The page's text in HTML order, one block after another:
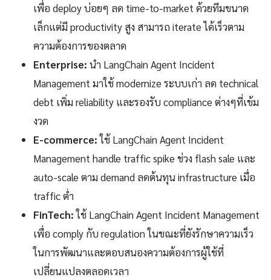
เพื่อ deploy บ่อยๆ ลด time-to-market ด้วยทีมขนาด
เล็กแต่มี productivity สูง สามารถ iterate ได้เร็วตาม
ความต้องการของตลาด
Enterprise: นำ LangChain Agent Incident
Management มาใช้ modernize ระบบเก่า ลด technical
debt เพิ่ม reliability และรองรับ compliance ต่างๆที่เข้ม
งวด
E-commerce:ใช้ LangChain Agent Incident
Management handle traffic spike ช่วง flash sale และ
auto-scale ตาม demand ลดต้นทุน infrastructure เมื่อ
traffic ต่ำ
FinTech:ใช้ LangChain Agent Incident Management
เพื่อ comply กับ regulation ในขณะที่ยังรักษาความเร็ว
ในการพัฒนาและตอบสนองความต้องการผู้ใช้ที่
เปลี่ยนแปลงตลอดเวลา